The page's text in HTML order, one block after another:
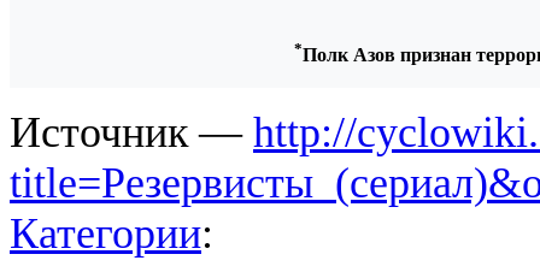
*Полк Азов признан
Источник — http://
Категории: